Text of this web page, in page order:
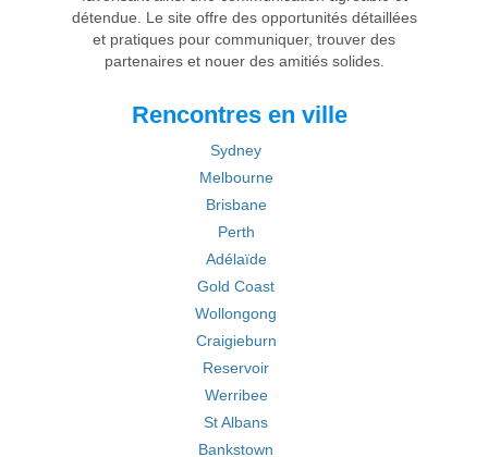
détendue. Le site offre des opportunités détaillées
et pratiques pour communiquer, trouver des
partenaires et nouer des amitiés solides.
Rencontres en ville
Sydney
Melbourne
Brisbane
Perth
Adélaïde
Gold Coast
Wollongong
Craigieburn
Reservoir
Werribee
St Albans
Bankstown